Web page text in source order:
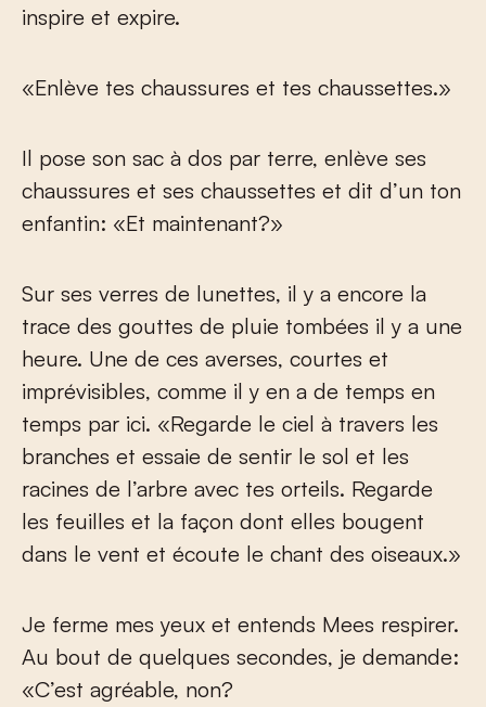
inspire et expire.
«Enlève tes chaussures et tes chaussettes.»
Il pose son sac à dos par terre, enlève ses
chaussures et ses chaussettes et dit d’un ton
enfantin: «Et maintenant?»
Sur ses verres de lunettes, il y a encore la
trace des gouttes de pluie tombées il y a une
heure. Une de ces averses, courtes et
imprévisibles, comme il y en a de temps en
temps par ici. «Regarde le ciel à travers les
branches et essaie de sentir le sol et les
racines de l’arbre avec tes orteils. Regarde
les feuilles et la façon dont elles bougent
dans le vent et écoute le chant des oiseaux.»
Je ferme mes yeux et entends Mees respirer.
Au bout de quelques secondes, je demande:
«C’est agréable, non?